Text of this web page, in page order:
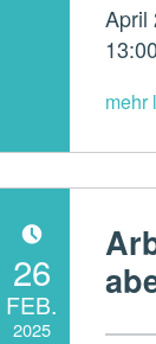
April
POSTED ON:
26
FEB.
2025